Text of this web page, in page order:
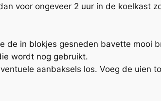
voor ongeveer 2 uur in de koelkast
in blokjes gesneden bavette mooi
wordt nog gebruikt.
aanbaksels los. Voeg de uien